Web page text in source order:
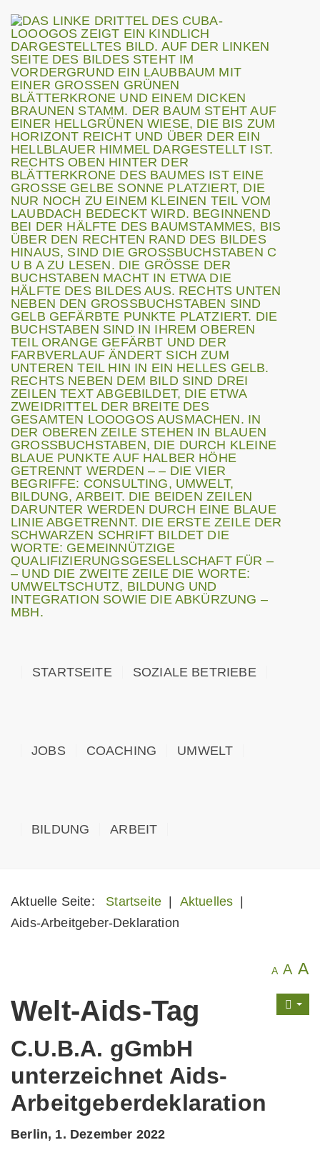
STARTSEITE SOZIALE BETRIEBE
JOBS COACHING UMWELT
BILDUNG ARBEIT
Aktuelle Seite: Startseite Aktuelles
Aids-Arbeitgeber-Deklaration
A A A
Welt-Aids-Tag
C.U.B.A. gGmbH
unterzeichnet Aids-
Arbeitgeberdeklaration
Berlin, 1. Dezember 2022